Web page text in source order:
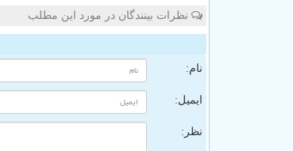
نظرات بینندگان در مورد این مطلب
نام:
ایمیل:
نظر: